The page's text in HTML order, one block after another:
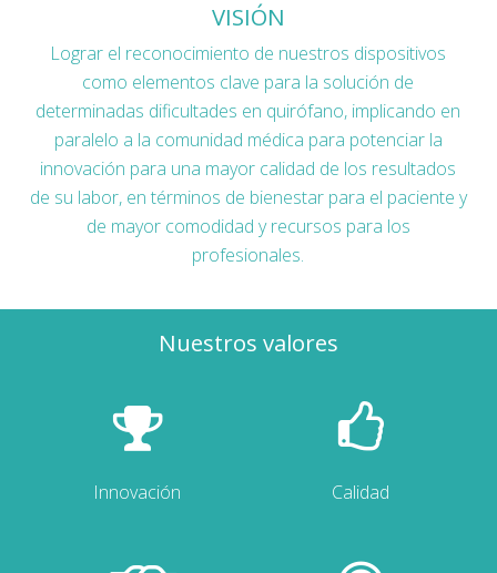
VISIÓN
Lograr el reconocimiento de nuestros dispositivos
como elementos clave para la solución de
determinadas dificultades en quirófano, implicando en
paralelo a la comunidad médica para potenciar la
innovación para una mayor calidad de los resultados
de su labor, en términos de bienestar para el paciente y
de mayor comodidad y recursos para los
profesionales.
Nuestros valores
Innovación Calidad